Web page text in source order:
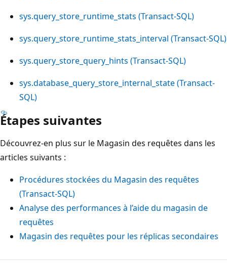
sys.query_store_runtime_stats (Transact-SQL)
sys.query_store_runtime_stats_interval (Transact-SQL)
sys.query_store_query_hints (Transact-SQL)
sys.database_query_store_internal_state (Transact-
SQL)
Étapes suivantes
Découvrez-en plus sur le Magasin des requêtes dans les
articles suivants :
Procédures stockées du Magasin des requêtes
(Transact-SQL)
Analyse des performances à l’aide du magasin de
requêtes
Magasin des requêtes pour les réplicas secondaires
Mode